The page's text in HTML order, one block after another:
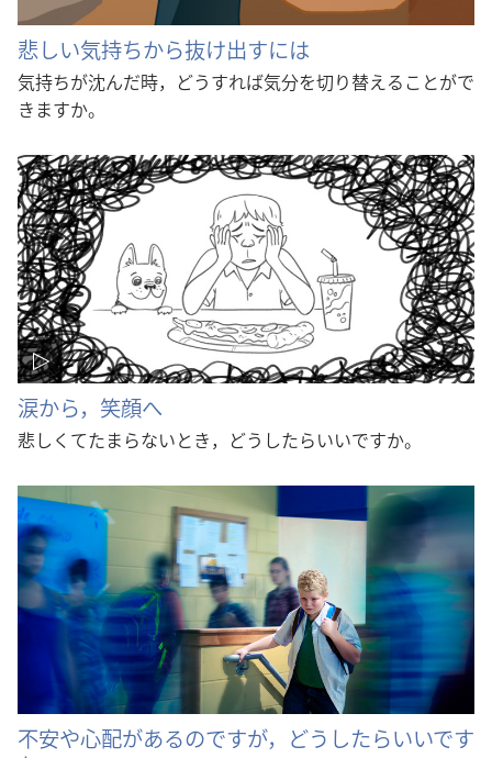
悲しい気持ちから抜け出すには
気持ちが沈んだ時，どうすれば気分を切り替えることがで
きますか。
涙から，笑顔へ
悲しくてたまらないとき，どうしたらいいですか。
不安や心配があるのですが，どうしたらいいです